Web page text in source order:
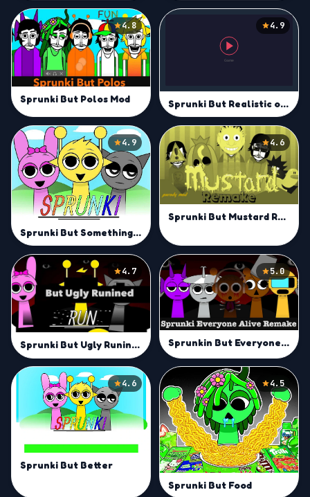
4.8
Sprunki But Polos Mod
4.9
Sprunki But Realistic of them
4.9
Sprunki But Something Is Wrong
4.6
Sprunki But Mustard Remake
4.7
Sprunki But Ugly Runined Mod
5.0
Sprunkin But Everyone is Alive Remake
4.6
Sprunki But Better
4.5
Sprunki But Food